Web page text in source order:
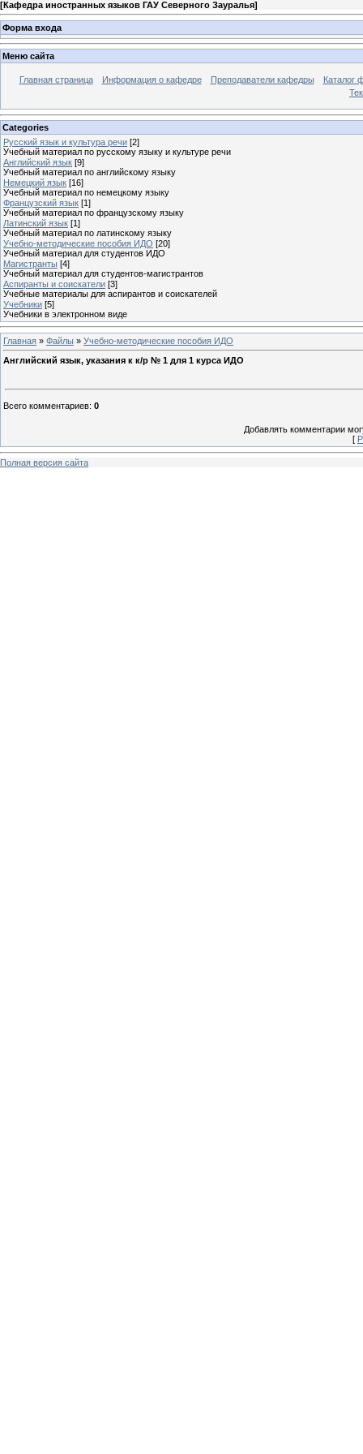
[Кафедра иностранных языков ГАУ Северного Зауралья]
Форма входа
Меню сайта
Главная страница Информация о кафедре Преподаватели кафедры
Каталог
Categories
Русский язык и культура речи [2]
Учебный материал по русскому языку и культуре речи
Английский язык [9]
Учебный материал по английскому языку
Немецкий язык [16]
Учебный материал по немецкому языку
Французский язык [1]
Учебный материал по французскому языку
Латинский язык [1]
Учебный материал по латинскому языку
Учебно-методические пособия ИДО [20]
Учебный материал для студентов ИДО
Магистранты [4]
Учебный материал для студентов-магистрантов
Аспиранты и соискатели [3]
Учебные материалы для аспирантов и соискателей
Учебники [5]
Учебники в электронном виде
Главная » Файлы » Учебно-методические пособия ИДО
Английский язык, указания к к/р № 1 для 1 курса ИДО
Всего комментариев: 0
Добавлять комментарии
[
Полная версия сайта